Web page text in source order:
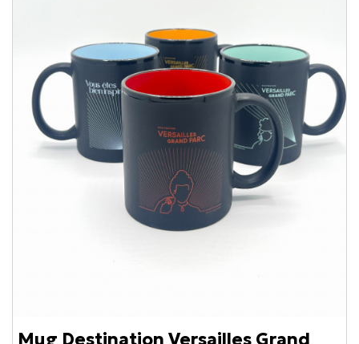
Mug Destination Versailles Grand